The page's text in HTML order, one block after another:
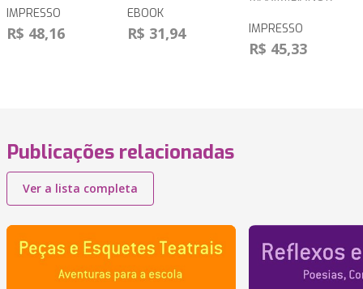
IMPRESSO
R$ 48,16
EBOOK
R$ 31,94 IMPRESSO
R$ 45,33
Publicações relacionadas
Ver a lista completa